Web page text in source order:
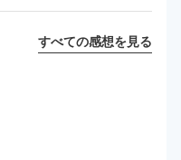
すべての感想を見る